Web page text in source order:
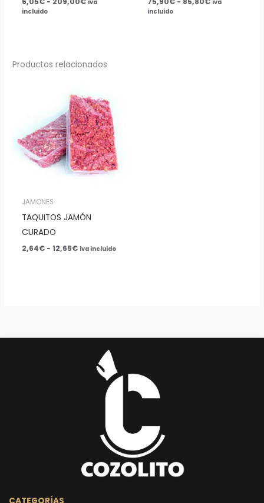
iva
incluido
iva
incluido
Productos relacionados
JAMONES
TAQUITOS JAMÓN
CURADO
2,64€ - 12,65€
precios:
desde
2,64€
hasta
12,65€
iva incluido